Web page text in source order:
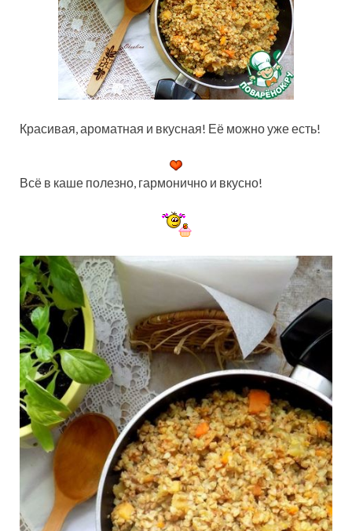
Красивая, ароматная и вкусная! Её можно уже есть!
Всё в каше полезно, гармонично и вкусно!